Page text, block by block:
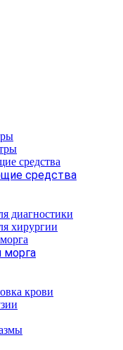
средства
диагностики
хирургии
морга
крови